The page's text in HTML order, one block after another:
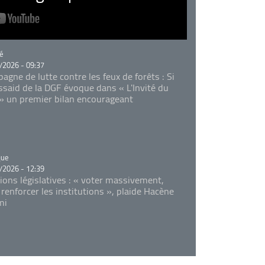
- 09:37
de lutte contre les feux de forêts : Si
de la DGF évoque dans « L'Invité du
un premier bilan encourageant
- 12:39
législatives : « voter massivement,
les institutions », plaide Hacène